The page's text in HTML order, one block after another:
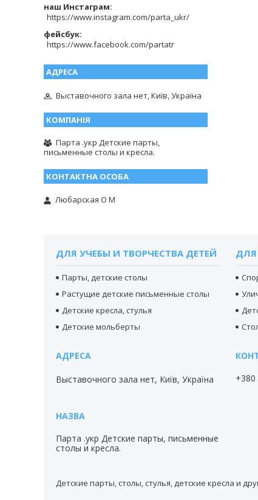
наш Инстаграм
https://www.instagram.com/parta_ukr/
фейсбук
https://www.facebook.com/partatr
Выставочного зала нет, Київ, Україна
Парта .укр Детские парты,
письменные столы и кресла.
Любарская О М
ДЛЯ УЧЕБЫ И ТВОРЧЕСТВА ДЕТЕЙ
Парты, детские столы
Растущие детские письменные столы
Детские кресла, стулья
Детские мольберты
ДЛЯ
Выставочного зала нет, Київ, Україна
Парта .укр Детские парты, письменные
столы и кресла.
+380
Детские парты, столы, стулья, детские кресла и